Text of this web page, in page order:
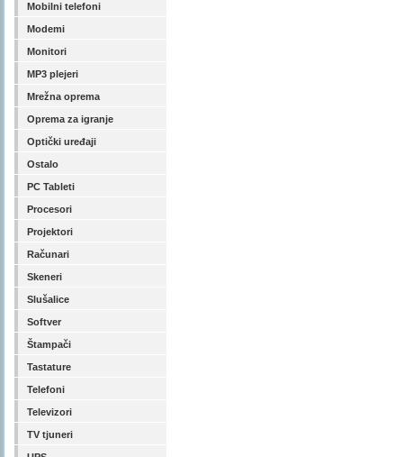
Mobilni telefoni
Modemi
Monitori
MP3 plejeri
Mrežna oprema
Oprema za igranje
Optički uređaji
Ostalo
PC Tableti
Procesori
Projektori
Računari
Skeneri
Slušalice
Softver
Štampači
Tastature
Telefoni
Televizori
TV tjuneri